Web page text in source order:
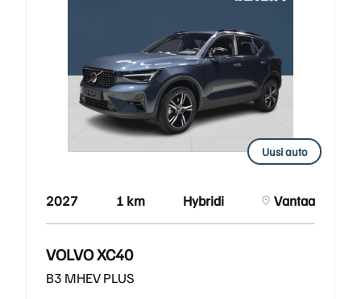
Uusi auto
2027 1 km Hybridi Vantaa
VOLVO XC40
B3 MHEV PLUS